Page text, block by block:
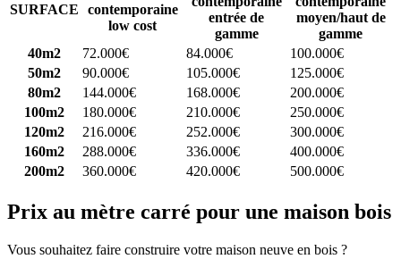
SURFACE
contemporaine
low cost
entrée de
gamme
moyen/haut de
gamme
40m2
72.000€ 84.000€
100.000€
50m2
90.000€ 105.000€
125.000€
80m2
144.000€ 168.000€
200.000€
100m2
180.000€ 210.000€
250.000€
120m2
216.000€ 252.000€
300.000€
160m2
288.000€ 336.000€
400.000€
200m2
360.000€ 420.000€ 500.000€
Prix au mètre carré pour une maison bois
Vous souhaitez faire construire votre maison neuve en bois ?